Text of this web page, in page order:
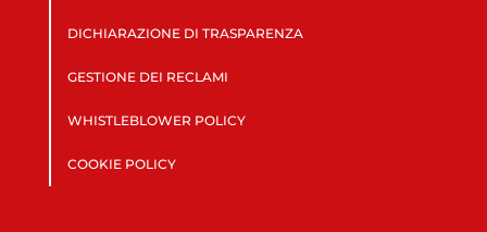
DICHIARAZIONE DI TRASPARENZA
GESTIONE DEI RECLAMI
WHISTLEBLOWER POLICY
COOKIE POLICY